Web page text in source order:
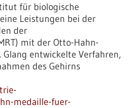
für biologische
Leistungen bei der
der
mit der Otto-Hahn-
entwickelte Verfahren,
des Gehirns
medaille-fuer-